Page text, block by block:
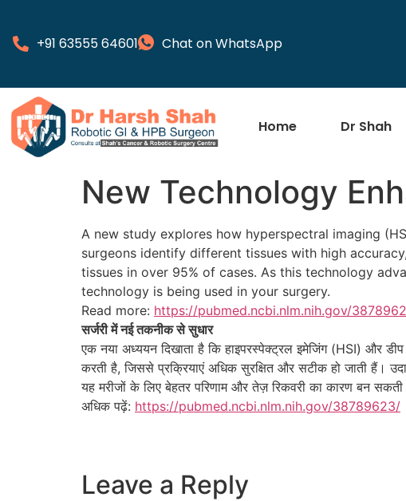
+91 63555 64601 Chat on WhatsApp
Home Dr Shah
New Technology
A new study explores how hyperspectral imaging
surgeons identify different tissues with high
tissues in over 95% of cases. As this technology
technology is being used in your surgery.
Read more: https://pubmed.ncbi.nlm.nih.gov/
सर्जरी में नई तकनीक से सुधार
एक नया अध्ययन दिखाता है कि हाइपरस्पेक्ट्रल इमेजिंग (HSI) और
करती है, जिससे प्रक्रियाएं अधिक सुरक्षित और सटीक हो जाती
यह मरीजों के लिए बेहतर परिणाम और तेज़ रिकवरी का कारण बन
अधिक पढ़ें: https://pubmed.ncbi.nlm.nih.gov/38789623/
Leave a Reply